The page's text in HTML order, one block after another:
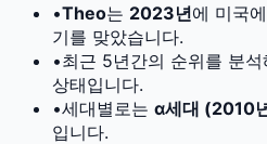
•Theo는 2023년에 미국
기를 맞았습니다.
•최근 5년간의 순위를 분
상태입니다.
•세대별로는 α세대 (2010
입니다.